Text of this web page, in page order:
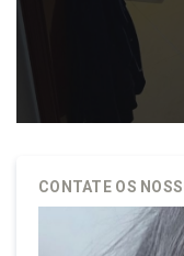
CONTATE OS